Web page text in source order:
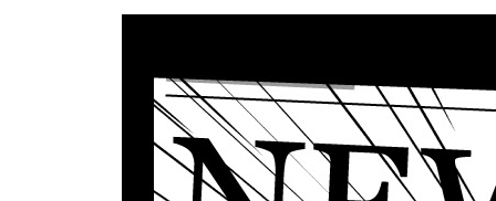
마케팅의 가치와 비용 최적화
성공적인 디지털 전환에 필요한 핵심 요소
혁신 지향적인 조직 설계하기
데이터 활용 인재를 관리하기